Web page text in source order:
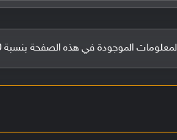
في هذه الصفحة بنسبة 100%، وفي حالة وجود خطأ يُرجى